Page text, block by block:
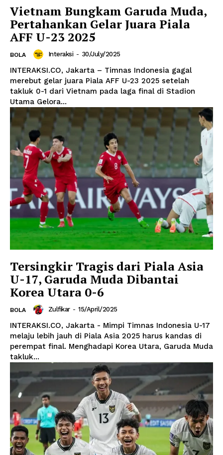
Vietnam Bungkam Garuda Muda,
Pertahankan Gelar Juara Piala
AFF U-23 2025
BOLA Interaksi - 30/July/2025
INTERAKSI.CO, Jakarta – Timnas Indonesia gagal
merebut gelar juara Piala AFF U-23 2025 setelah
takluk 0-1 dari Vietnam pada laga final di Stadion
Utama Gelora...
Tersingkir Tragis dari Piala Asia
U-17, Garuda Muda Dibantai
Korea Utara 0-6
BOLA Zulfikar - 15/April/2025
INTERAKSI.CO, Jakarta - Mimpi Timnas Indonesia U-17
melaju lebih jauh di Piala Asia 2025 harus kandas di
perempat final. Menghadapi Korea Utara, Garuda Muda
takluk...